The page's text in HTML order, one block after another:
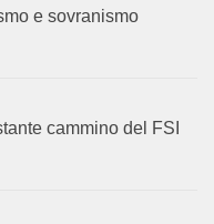
e sovranismo
cammino del FSI